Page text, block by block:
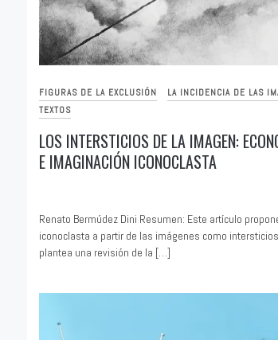
FIGURAS DE LA EXCLUSIÓN LA INCIDENCIA DE LAS
TEXTOS
LOS INTERSTICIOS DE LA IMAGEN:
E IMAGINACIÓN ICONOCLASTA
Renato Bermúdez Dini Resumen: Este artículo
iconoclasta a partir de las imágenes como
plantea una revisión de la […]